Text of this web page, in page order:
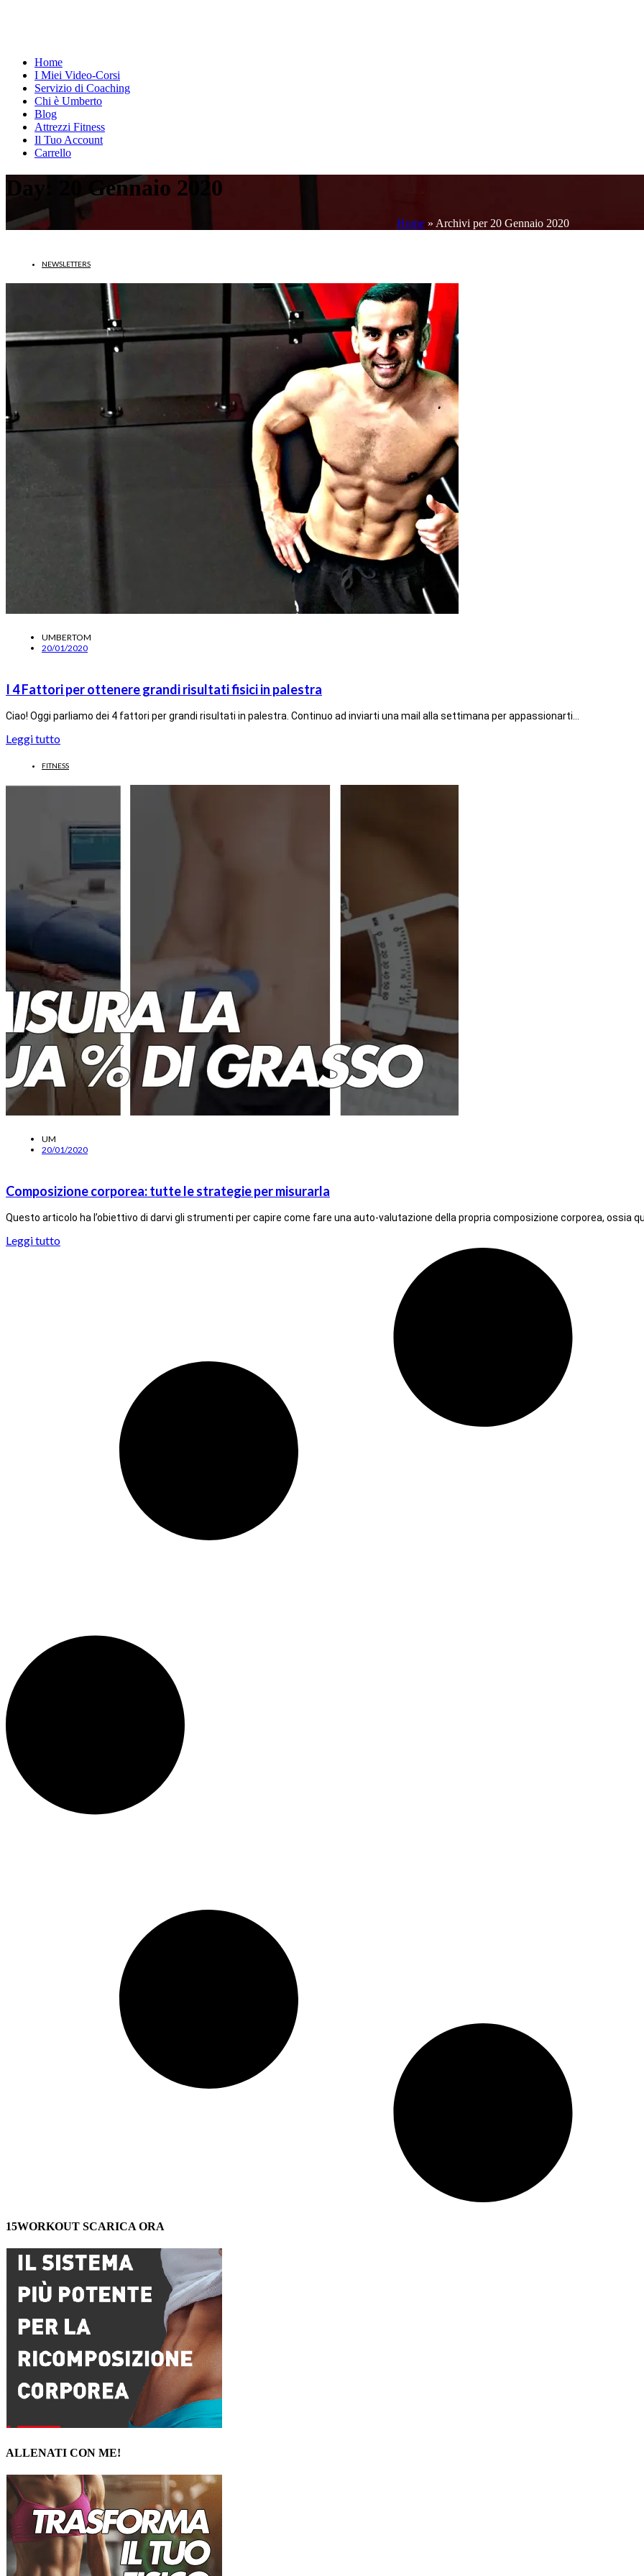
Home
I Miei Video-Corsi
Servizio di Coaching
Chi è Umberto
Blog
Attrezzi Fitness
Il Tuo Account
Carrello
Day: 20 Gennaio 2020
Home » Archivi per 20 Gennaio 2020
NEWSLETTERS
UMBERTOM
20/01/2020
I 4 Fattori per ottenere grandi risultati fisici in palestra
Ciao! Oggi parliamo dei 4 fattori per grandi risultati in palestra. Continuo ad inviarti una mail alla settimana per appassionarti…
Leggi tutto
FITNESS
UM
20/01/2020
Composizione corporea: tutte le strategie per misurarla
Questo articolo ha l’obiettivo di darvi gli strumenti per capire come fare una auto-valutazione della propria composizione corporea, ossia
Leggi tutto
15WORKOUT SCARICA ORA
ALLENATI CON ME!